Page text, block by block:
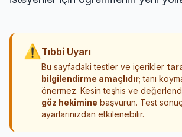
⚠ Tıbbi Uyarı
Bu sayfadaki testler ve içerikler
bilgilendirme amaçlıdır; tanı
önermez. Kesin teşhis ve
göz hekimine başvurun. Test
ayarlarınızdan etkilenebilir.